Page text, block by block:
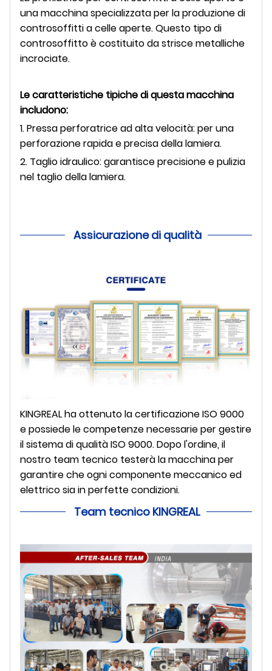
una macchina specializzata per la produzione di
controsoffitti a celle aperte. Questo tipo di
controsoffitto è costituito da strisce metalliche
incrociate.
Le caratteristiche tipiche di questa macchina
includono:
1. Pressa perforatrice ad alta velocità: per una
perforazione rapida e precisa della lamiera.
2. Taglio idraulico: garantisce precisione e pulizia
nel taglio della lamiera.
Assicurazione di qualità
KINGREAL ha ottenuto la certificazione ISO 9000
e possiede le competenze necessarie per gestire
il sistema di qualità ISO 9000. Dopo l'ordine, il
nostro team tecnico testerà la macchina per
garantire che ogni componente meccanico ed
elettrico sia in perfette condizioni.
Team tecnico KINGREAL